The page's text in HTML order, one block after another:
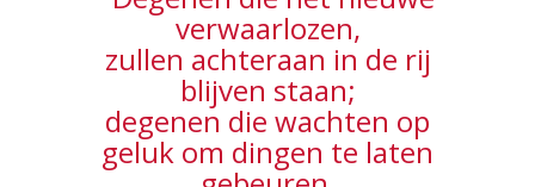
verwaarlozen,
zullen achteraan in de rij
blijven staan;
degenen die wachten op
geluk om dingen te laten